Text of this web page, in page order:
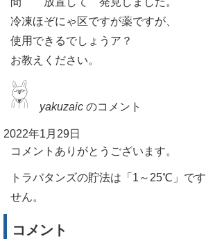
冷凍ほぞにゃ区ですが薬ですが、
使用できるでしょうア？
お教えください。
yakuzaic のコメント
2022年1月29日
コメントありがとうございます。
トラバタンズの貯法は「1～25℃」で
せん。
コメント